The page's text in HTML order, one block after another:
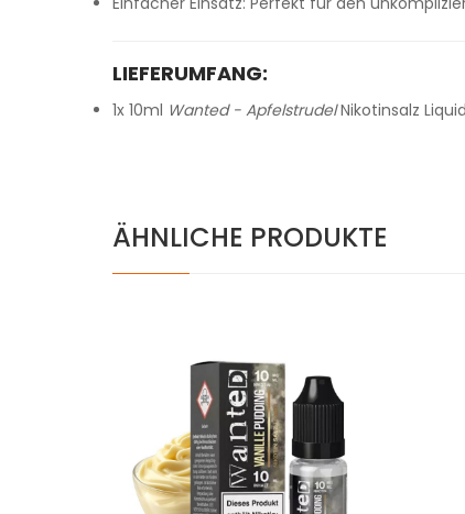
LIEFERUMFANG:
1x 10ml Wanted - ApfelstrudelNikotinsalz Liquid
ÄHNLICHE PRODUKTE